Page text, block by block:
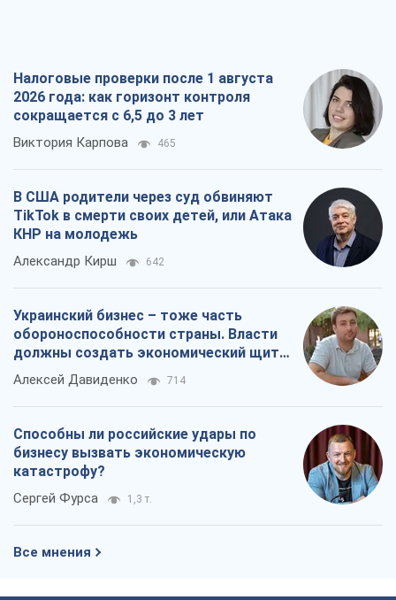
Налоговые проверки после 1 августа
2026 года: как горизонт контроля
сокращается с 6,5 до 3 лет
Виктория Карпова 465
В США родители через суд обвиняют
TikTok в смерти своих детей, или Атака
КНР на молодежь
Александр Кирш 642
Украинский бизнес – тоже часть
обороноспособности страны. Власти
должны создать экономический щит
для компаний
Алексей Давиденко 714
Способны ли российские удары по
бизнесу вызвать экономическую
катастрофу?
Сергей Фурса 1,3 т.
Все мнения